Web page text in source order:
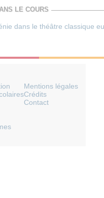
LE COURS
dans le théâtre classique
Mentions légales
Crédits
Contact